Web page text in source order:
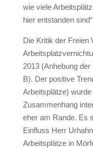
wie viele
hier entstanden
Die Kritik der Freien
2013 (Anhebung
B). Der positive
Arbeitsplätze)
Zusammenhang
eher am Rande. Es
Einfluss Herr
Arbeitsplätze in